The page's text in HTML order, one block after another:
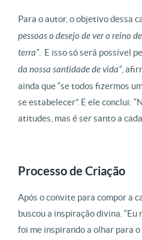
Para o autor, o objetivo dessa
pessoas o desejo de ver o reino
terra”. E isso só será possível
da nossa santidade de vida”,
ainda que “se todos fizermos
se estabelecer”. E ele conclui:
atitudes, mas é ser santo a cada
Processo de Criação
Após o convite para compor a
buscou a inspiração divina.
foi me inspirando a olhar para o